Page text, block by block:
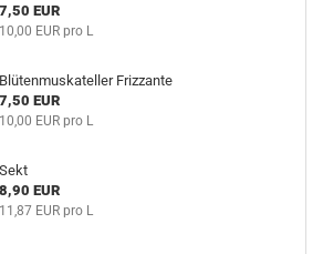
7,50 EUR
10,00 EUR pro L
Blütenmuskateller Frizzante
7,50 EUR
10,00 EUR pro L
Sekt
8,90 EUR
11,87 EUR pro L